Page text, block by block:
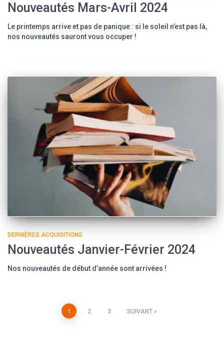
Nouveautés Mars-Avril 2024
Le printemps arrive et pas de panique : si le soleil n’est pas là,
nos nouveautés sauront vous occuper !
DERNIÈRES ACQUISITIONS
Nouveautés Janvier-Février 2024
Nos nouveautés de début d’année sont arrivées !
Navigation
1 2 3 SUIVANT